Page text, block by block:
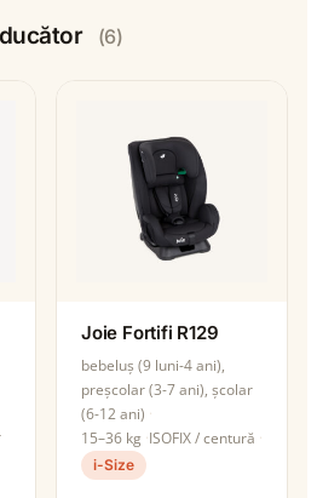
(6)
Joie Fortifi R129
bebeluș (9 luni-4 ani),
preșcolar (3-7 ani), școlar
(6-12 ani)
15–36 kg ISOFIX / centură
i-Size